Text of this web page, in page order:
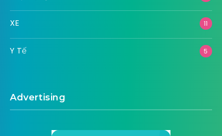
XE 11
Y Tế 5
Advertising